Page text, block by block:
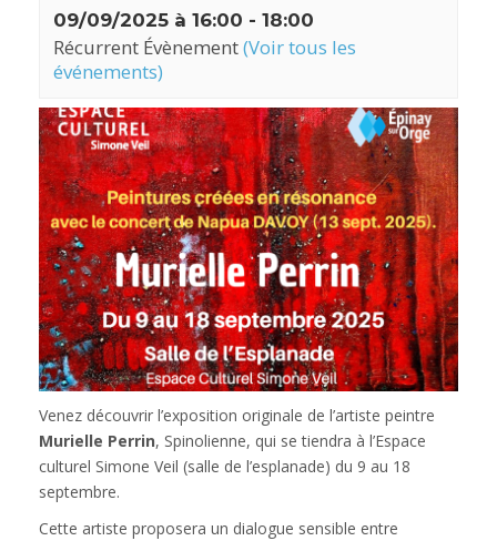
09/09/2025 à 16:00 - 18:00
Récurrent Évènement(Voir tous les
événements)
Venez découvrir l’exposition originale de l’artiste peintre
Murielle Perrin, Spinolienne, qui se tiendra à l’Espace
culturel Simone Veil (salle de l’esplanade) du 9 au 18
septembre.
Cette artiste proposera un dialogue sensible entre